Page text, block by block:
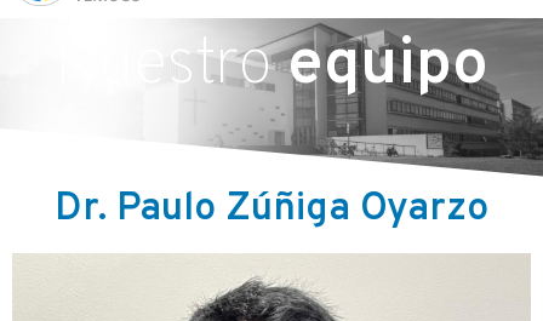
Nuestroequipo
Dr. Paulo Zúñiga Oyarzo